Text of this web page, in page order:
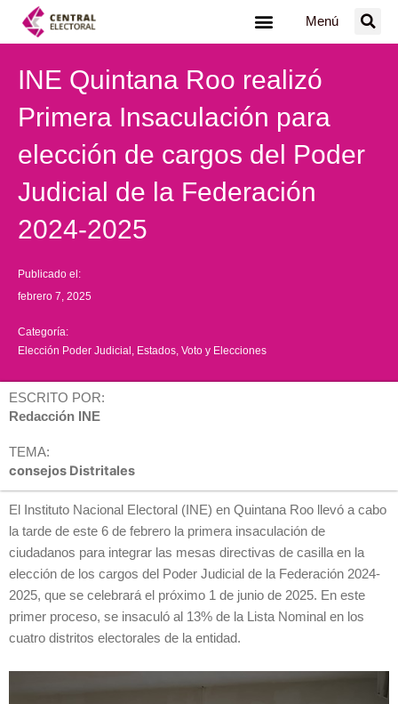
Menú
INE Quintana Roo realizó
Primera Insaculación para
elección de cargos del Poder
Judicial de la Federación
2024-2025
Publicado el:
febrero 7, 2025
Categoría:
Elección Poder Judicial Estados Voto y Elecciones
ESCRITO POR:
Redacción INE
TEMA:
consejos Distritales
El Instituto Nacional Electoral (INE) en Quintana Roo llevó a cabo
la tarde de este 6 de febrero la primera insaculación de
ciudadanos para integrar las mesas directivas de casilla en la
elección de los cargos del Poder Judicial de la Federación 2024-
2025, que se celebrará el próximo 1 de junio de 2025. En este
primer proceso, se insaculó al 13% de la Lista Nominal en los
cuatro distritos electorales de la entidad.